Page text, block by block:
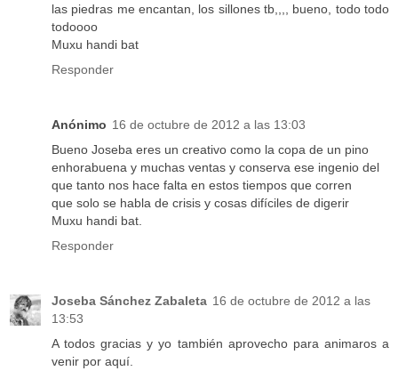
las piedras me encantan, los sillones tb,,,, bueno, todo todo
todoooo
Muxu handi bat
Responder
Anónimo 16 de octubre de 2012 a las 13:03
Bueno Joseba eres un creativo como la copa de un pino
enhorabuena y muchas ventas y conserva ese ingenio del
que tanto nos hace falta en estos tiempos que corren
que solo se habla de crisis y cosas difíciles de digerir
Muxu handi bat.
Responder
Joseba Sánchez Zabaleta 16 de octubre de 2012 a las
13:53
A todos gracias y yo también aprovecho para animaros a
venir por aquí.